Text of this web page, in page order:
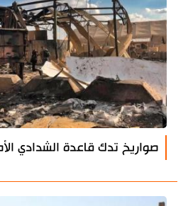
صواريخ تدك قاعدة الشدادي